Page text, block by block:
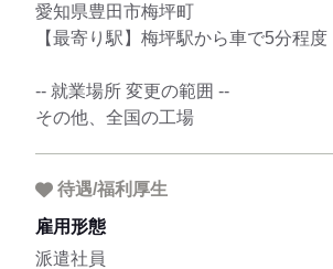
愛知県豊田市梅坪町
【最寄り駅】梅坪駅から車で5分程度
-- 就業場所 変更の範囲 --
その他、全国の工場
待遇/福利厚生
雇用形態
派遣社員